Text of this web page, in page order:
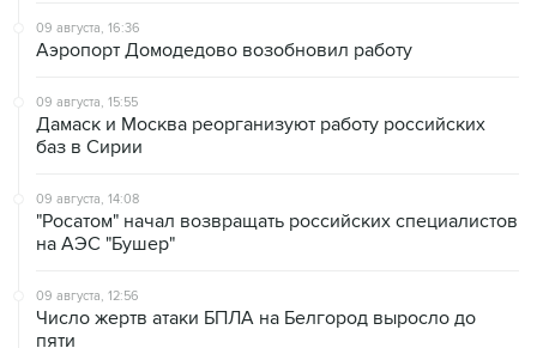
09 августа, 16:36
Аэропорт Домодедово возобновил работу
09 августа, 15:55
Дамаск и Москва реорганизуют работу российских
баз в Сирии
09 августа, 14:08
"Росатом" начал возвращать российских специалистов
на АЭС "Бушер"
09 августа, 12:56
Число жертв атаки БПЛА на Белгород выросло до
пяти